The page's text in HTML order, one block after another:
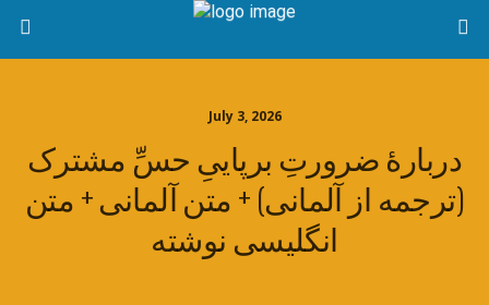
July 3, 2026
دربارهٔ ضرورتِ برپاییِ حسِّ مشترک
(ترجمه از آلمانی) + متن آلمانی + متن
انگلیسی نوشته